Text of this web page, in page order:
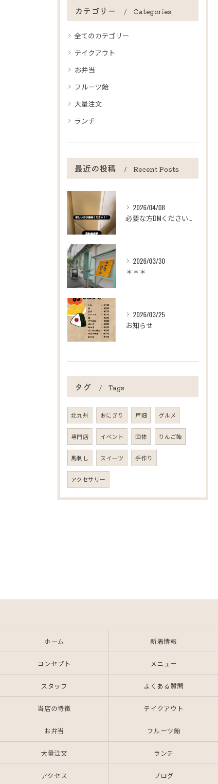
カテゴリー Categories
全てのカテゴリー
テイクアウト
お弁当
フルーツ飴
大量注文
ランチ
最近の投稿 Recent Posts
2026/04/08
2026/03/30
＊＊＊
2026/03/25
お知らせ
タグ Tags
北九州 おにぎり 戸畑 グルメ
専門店 イベント 団体 りんご飴
馬刺し スイーツ 手作り
アクセサリー
ホーム 新着情報
コンセプト メニュー
スタッフ よくある質問
当店の特徴 テイクアウト
お弁当 フルーツ飴
大量注文 ランチ
アクセス ブログ